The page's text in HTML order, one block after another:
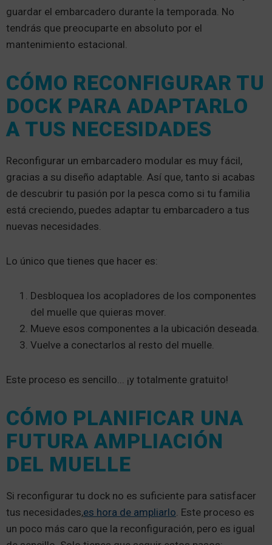
guardar el embarcadero durante la temporada. No
tendrás que preocuparte en absoluto por el
mantenimiento estacional.
CÓMO RECONFIGURAR TU
DOCK PARA ADAPTARLO
A TUS NECESIDADES
Reconfigurar un embarcadero modular es muy fácil,
gracias a su diseño adaptable. Así que, tanto si acabas
de descubrir tu pasión por la pesca como si tu familia
está creciendo, puedes adaptar tu embarcadero a tus
nuevas necesidades.
Lo único que tienes que hacer es:
Desbloquea los acopladores de los componentes
del muelle que quieras mover.
Mueve esos componentes a la ubicación deseada.
Vuelve a conectarlos al resto del muelle.
Este proceso es sencillo... ¡y totalmente gratuito!
CÓMO PLANIFICAR UNA
FUTURA AMPLIACIÓN
DEL MUELLE
Si reconfigurar tu dock no es suficiente para satisfacer
tus necesidades,es hora de ampliarlo . Este proceso es
un poco más caro que la reconfiguración, pero es igual